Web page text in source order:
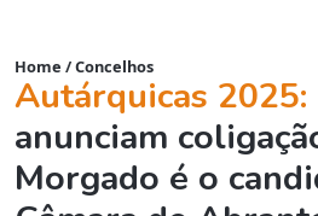
Home /Concelhos
Autárquicas 2025:
anunciam
Morgado é o